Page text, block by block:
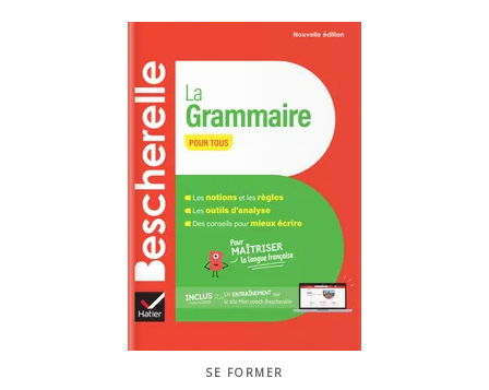
SE FORMER